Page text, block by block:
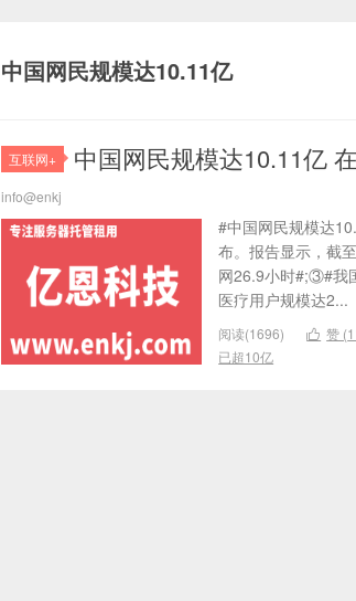
中国网民规模达10.11亿
互联网+ 中国网民规模达10.11亿
info@enkj
#中国网民规模达
布。报告显示，截
网26.9小时#;③#我
医疗用户规模达2...
阅读(1696)  赞 (
已超10亿